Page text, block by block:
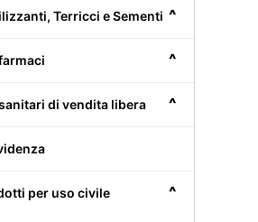
^
Terricci e Sementi
^
^
di vendita libera
^
per uso civile